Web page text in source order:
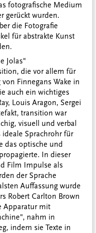
fotografische Medium
gerückt wurden.
die Fotografie
für abstrakte Kunst
Jolas"
die vor allem für
Finnegans Wake in
auch ein wichtiges
Louis Aragon, Sergei
transition war
visuell und verbal
ideale Sprachrohr für
das optische und
In dieser
Film Impulse als
der Sprache
Auffassung wurde
Robert Carlton Brown
Apparatur mit
nahm in
indem sie Texte in